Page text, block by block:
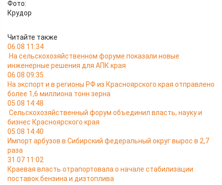
Фото:
Крудор
Читайте также
06.08 11:34
На сельскохозяйственном форуме показали новые
инженерные решения для АПК края
06.08 09:35
На экспорт и в регионы РФ из Красноярского края отправлено
более 1,6 миллиона тонн зерна
05.08 14:48
Сельскохозяйственный форум объединил власть, науку и
бизнес Красноярского края
05.08 14:40
Импорт арбузов в Сибирский федеральный округ вырос в 2,7
раза
31.07 11:02
Краевая власть отрапортовала о начале стабилизации
поставок бензина и дизтоплива